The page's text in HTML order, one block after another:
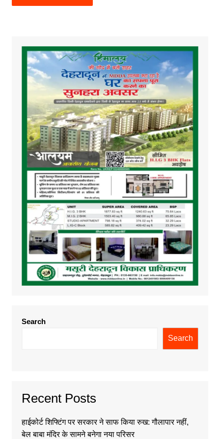
Search
Search
Recent Posts
हाईकोर्ट शिफ्टिंग पर सरकार ने साफ किया रुख: गौलापार नहीं,
बेल बाबा मंदिर के सामने बनेगा नया परिसर